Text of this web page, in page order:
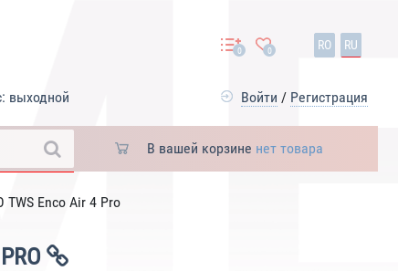
выходной
0 0 RO RU
Войти / Регистрация
В вашей корзине нет товара
TWS Enco Air 4 Pro